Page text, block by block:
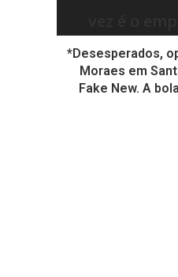
*Desesperados,
Moraes em
Fake New. A